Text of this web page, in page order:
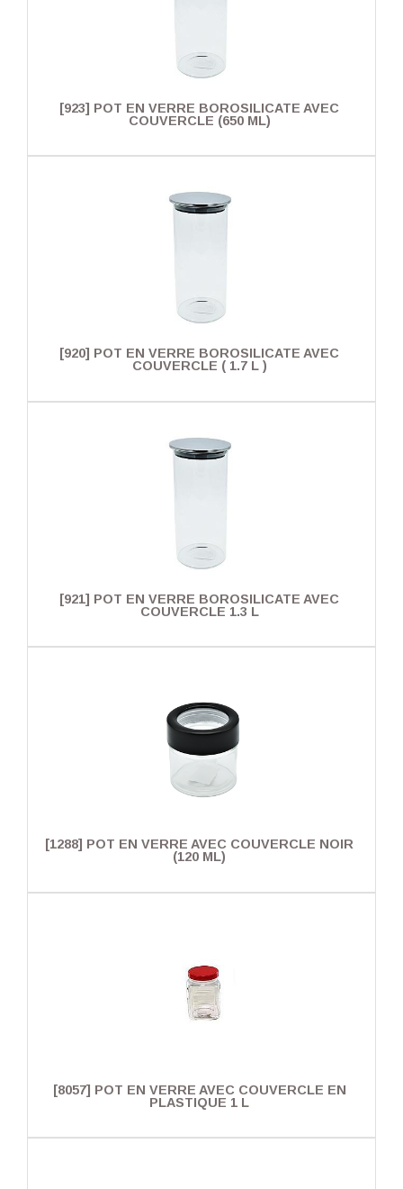
[923] POT EN VERRE BOROSILICATE AVEC
COUVERCLE (650 ML)
[920] POT EN VERRE BOROSILICATE AVEC
COUVERCLE ( 1.7 L )
[921] POT EN VERRE BOROSILICATE AVEC
COUVERCLE 1.3 L
[1288] POT EN VERRE AVEC COUVERCLE NOIR
(120 ML)
[8057] POT EN VERRE AVEC COUVERCLE EN
PLASTIQUE 1 L